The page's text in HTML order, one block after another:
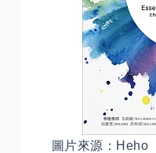
圖片來源： Heho